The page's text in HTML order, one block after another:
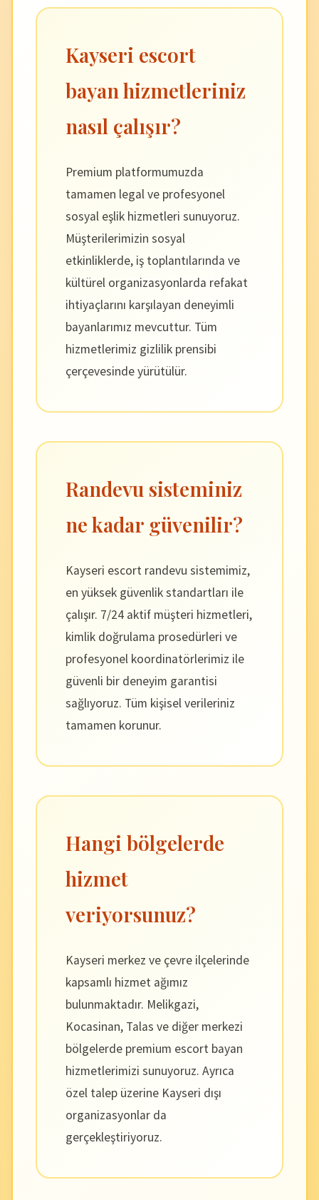
Kayseri escort
bayan hizmetleriniz
nasıl çalışır?
Premium platformumuzda
tamamen legal ve profesyonel
sosyal eşlik hizmetleri sunuyoruz.
Müşterilerimizin sosyal
etkinliklerde, iş toplantılarında ve
kültürel organizasyonlarda refakat
ihtiyaçlarını karşılayan deneyimli
bayanlarımız mevcuttur. Tüm
hizmetlerimiz gizlilik prensibi
çerçevesinde yürütülür.
Randevu sisteminiz
ne kadar güvenilir?
Kayseri escort randevu sistemimiz,
en yüksek güvenlik standartları ile
çalışır. 7/24 aktif müşteri hizmetleri,
kimlik doğrulama prosedürleri ve
profesyonel koordinatörlerimiz ile
güvenli bir deneyim garantisi
sağlıyoruz. Tüm kişisel verileriniz
tamamen korunur.
Hangi bölgelerde
hizmet
veriyorsunuz?
Kayseri merkez ve çevre ilçelerinde
kapsamlı hizmet ağımız
bulunmaktadır. Melikgazi,
Kocasinan, Talas ve diğer merkezi
bölgelerde premium escort bayan
hizmetlerimizi sunuyoruz. Ayrıca
özel talep üzerine Kayseri dışı
organizasyonlar da
gerçekleştiriyoruz.